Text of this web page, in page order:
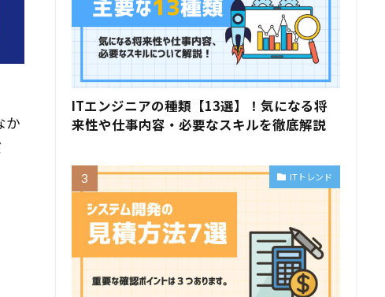
か
ITエンジニアの種類【13選】！気になる将
来性や仕事内容・必要なスキルを徹底解説
ITトレンド